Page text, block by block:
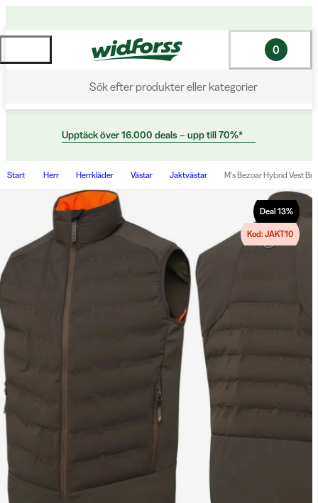
Sök efter produkter eller kategorier
0
Upptäck över 16.000 deals – upp till 70%*
Start Herr Herrkläder Västar Jaktvästar M's Bezoar Hybrid Vest
Deal 13%
Kod: JAKT10